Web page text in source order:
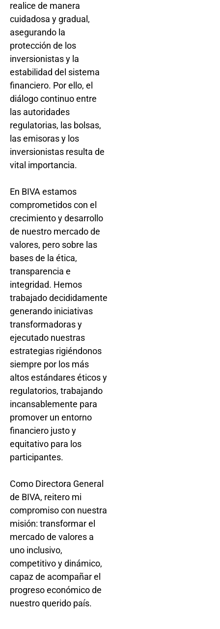
realice de manera
cuidadosa y gradual,
asegurando la
protección de los
inversionistas y la
estabilidad del sistema
financiero. Por ello, el
diálogo continuo entre
las autoridades
regulatorias, las bolsas,
las emisoras y los
inversionistas resulta de
vital importancia.
En BIVA estamos
comprometidos con el
crecimiento y desarrollo
de nuestro mercado de
valores, pero sobre las
bases de la ética,
transparencia e
integridad. Hemos
trabajado decididamente
generando iniciativas
transformadoras y
ejecutado nuestras
estrategias rigiéndonos
siempre por los más
altos estándares éticos y
regulatorios, trabajando
incansablemente para
promover un entorno
financiero justo y
equitativo para los
participantes.
Como Directora General
de BIVA, reitero mi
compromiso con nuestra
misión: transformar el
mercado de valores a
uno inclusivo,
competitivo y dinámico,
capaz de acompañar el
progreso económico de
nuestro querido país.